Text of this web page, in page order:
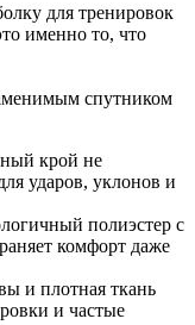
для тренировок
именно то, что
спутником
крой не
ударов, уклонов и
полиэстер с
комфорт даже
и плотная ткань
и частые